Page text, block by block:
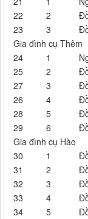
22
2
23
3
Gia đình cụ Thêm
24
1
25
2
27
3
26
4
28
5
29
6
Gia đình cụ Hào
30
1
31
2
32
3
33
4
34
5